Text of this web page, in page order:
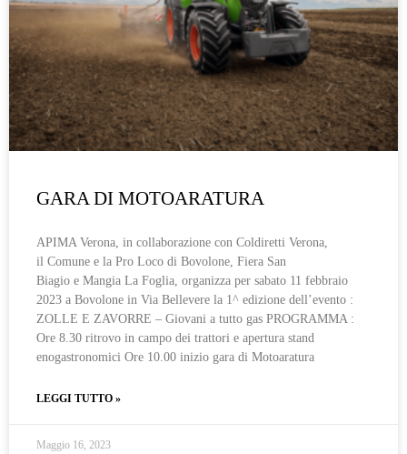
GARA DI MOTOARATURA
APIMA Verona, in collaborazione con Coldiretti Verona,
il Comune e la Pro Loco di Bovolone, Fiera San
Biagio e Mangia La Foglia, organizza per sabato 11 febbraio
2023 a Bovolone in Via Bellevere la 1^ edizione dell’evento :
ZOLLE E ZAVORRE – Giovani a tutto gas PROGRAMMA :
Ore 8.30 ritrovo in campo dei trattori e apertura stand
enogastronomici Ore 10.00 inizio gara di Motoaratura
LEGGI TUTTO »
Maggio 16, 2023